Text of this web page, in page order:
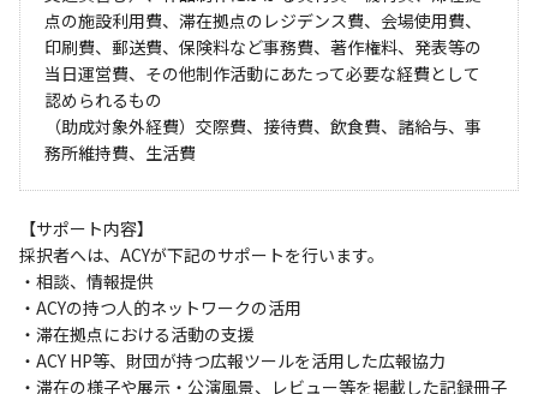
点の施設利用費、滞在拠点のレジデンス費、会場使用費、
印刷費、郵送費、保険料など事務費、著作権料、発表等の
当日運営費、その他制作活動にあたって必要な経費として
認められるもの
（助成対象外経費）交際費、接待費、飲食費、諸給与、事
務所維持費、生活費
【サポート内容】
採択者へは、ACYが下記のサポートを行います。
・相談、情報提供
・ACYの持つ人的ネットワークの活用
・滞在拠点における活動の支援
・ACY HP等、財団が持つ広報ツールを活用した広報協力
・滞在の様子や展示・公演風景、レビュー等を掲載した記録冊子